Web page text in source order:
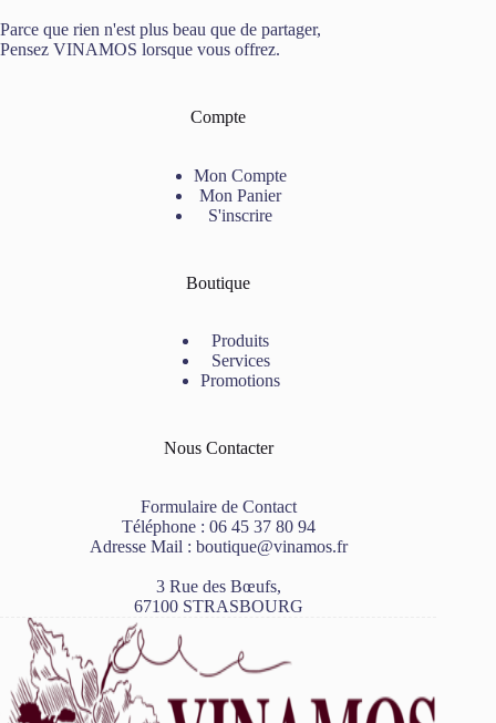
Parce que rien n'est plus beau que de partager,
Pensez VINAMOS lorsque vous offrez.
Compte
Mon Compte
Mon Panier
S'inscrire
Boutique
Produits
Services
Promotions
Nous Contacter
Formulaire de Contact
Téléphone : 06 45 37 80 94
Adresse Mail : boutique@vinamos.fr
3 Rue des Bœufs,
67100 STRASBOURG